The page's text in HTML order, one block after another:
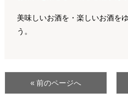
美味しいお酒を・楽しいお酒を
う。
« 前のページへ